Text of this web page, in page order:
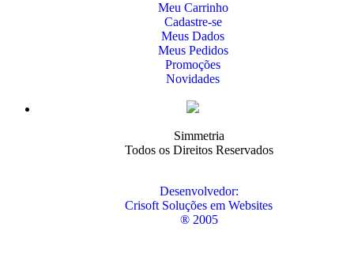
Meu Carrinho
Cadastre-se
Meus Dados
Meus Pedidos
Promoções
Novidades
Simmetria
Todos os Direitos Reservados
Desenvolvedor:
Crisoft Soluções em Websites
® 2005